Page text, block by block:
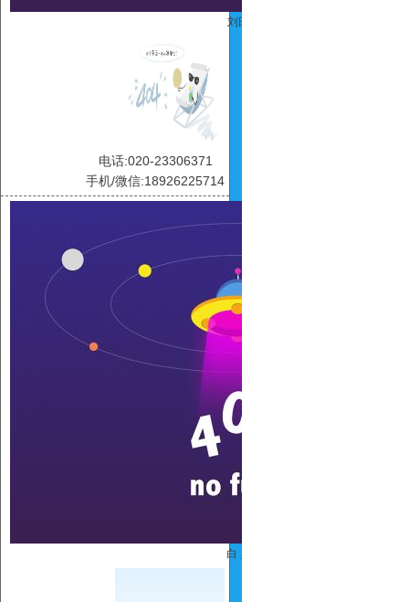
刘田
电话:020-23306371
手机/微信:18926225714
白 灵